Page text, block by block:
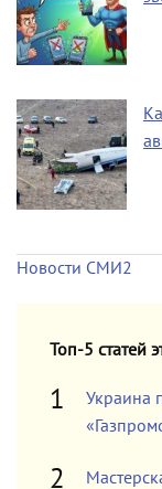
Новости СМИ2
Топ-5 статей
Украина